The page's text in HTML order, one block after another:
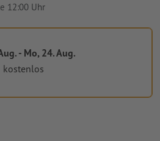
12:00 Uhr
- Mo, 24. Aug.
kostenlos